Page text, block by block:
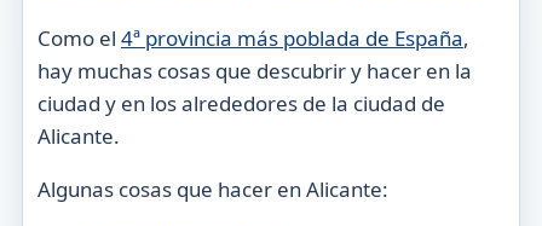
Como el 4ª provincia más poblada de España,
hay muchas cosas que descubrir y hacer en la
ciudad y en los alrededores de la ciudad de
Alicante.
Algunas cosas que hacer en Alicante: